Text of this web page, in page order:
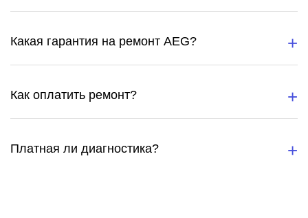
Какая гарантия на ремонт AEG?
Как оплатить ремонт?
Платная ли диагностика?